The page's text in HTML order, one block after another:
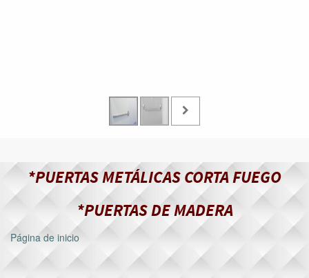
*PUERTAS METÁLICAS CORTA FUEGO
*PUERTAS DE MADERA
Página de inicio